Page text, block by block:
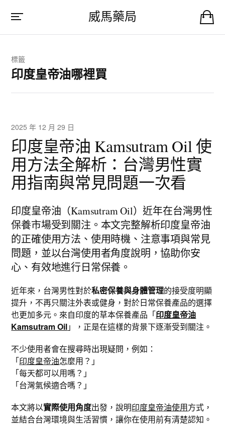
威馬藥局
標籤
印度皇帝油哪裡買
2025 年 12 月 29 日
印度皇帝油 Kamsutram Oil 使
用方法全解析：台灣男性實
用指南與常見問題一次看
印度皇帝油（Kamsutram Oil）近年在台灣男性
保養市場受到關注。本文完整解析印度皇帝油
的正確使用方法、使用時機、注意事項與常見
問題，並以台灣使用者角度說明，協助你安
心、有效地進行日常保養。
近年來，台灣男性對於私密保養與身體管理的接受度明顯
提升，不再只關注外表或健身，對於日常保養產品的選擇
也更加多元。來自印度的草本保養產品「印度皇帝油
Kamsutram Oil」，正是在這樣的背景下逐漸受到關注。
不少使用者會在搜尋時出現疑問，例如：
「印度皇帝油怎麼用？」
「每天都可以用嗎？」
「台灣氣候適合嗎？」
本文將以實際使用角度出發，說明印度皇帝油使用方式，
並結合台灣環境與生活習慣，讓你在使用前有清楚認知。